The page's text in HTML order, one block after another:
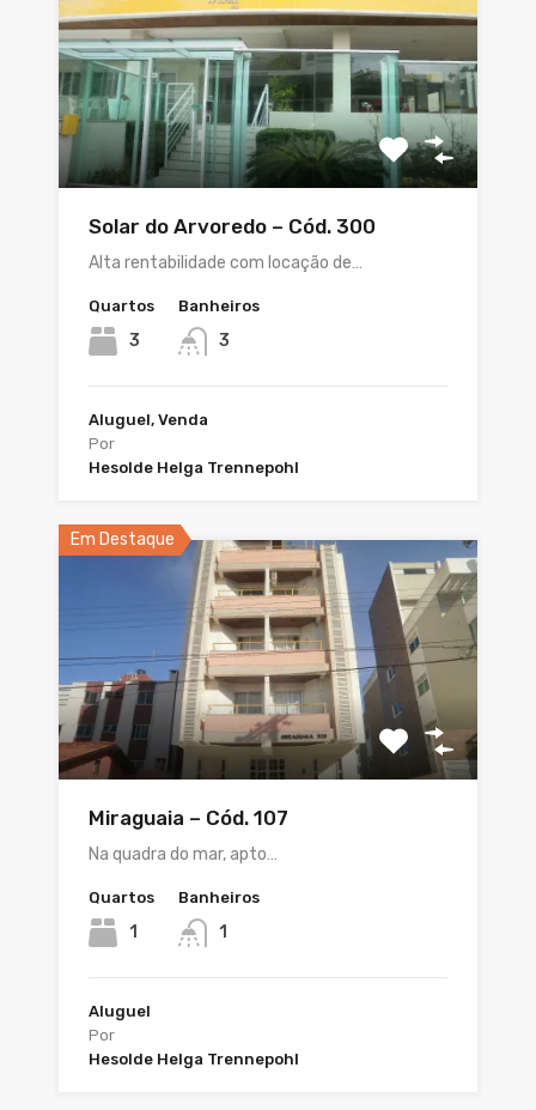
Solar do Arvoredo – Cód. 300
Alta rentabilidade com locação de…
Quartos
3
Banheiros
3
Aluguel, Venda
Por
Hesolde Helga Trennepohl
Em Destaque
Miraguaia – Cód. 107
Na quadra do mar, apto…
Quartos
1
Banheiros
1
Aluguel
Por
Hesolde Helga Trennepohl